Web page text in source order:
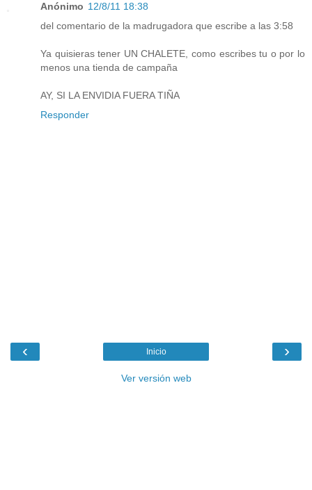
Anónimo 12/8/11 18:38
del comentario de la madrugadora que escribe a las 3:58
Ya quisieras tener UN CHALETE, como escribes tu o por lo
menos una tienda de campaña
AY, SI LA ENVIDIA FUERA TIÑA
Responder
‹ ›
Inicio
Ver versión web